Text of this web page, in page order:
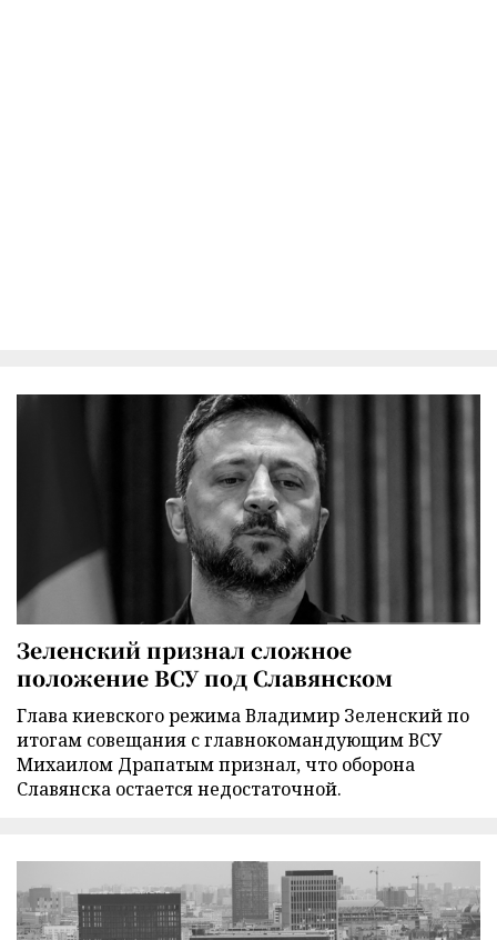
Зеленский признал сложное
положение ВСУ под Славянском
Глава киевского режима Владимир Зеленский по
итогам совещания с главнокомандующим ВСУ
Михаилом Драпатым признал, что оборона
Славянска остается недостаточной.